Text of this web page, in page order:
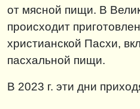
от мясной пищи. В
происходит
христианской Пасхи,
пасхальной пищи.
В 2023 г. эти дни